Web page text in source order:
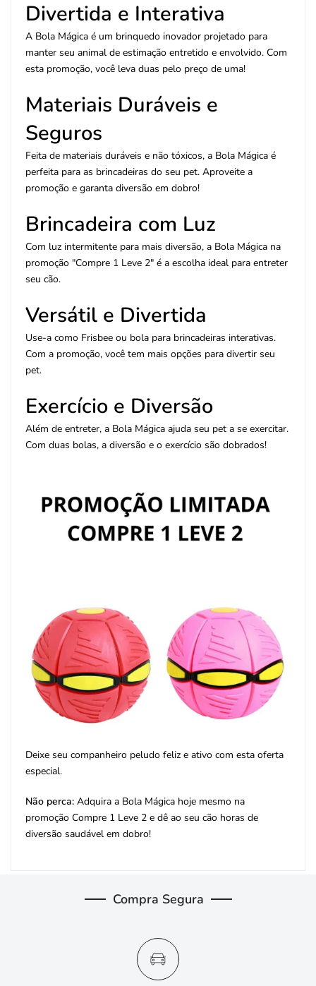
Divertida e Interativa
A Bola Mágica é um brinquedo inovador projetado para
manter seu animal de estimação entretido e envolvido. Com
esta promoção, você leva duas pelo preço de uma!
Materiais Duráveis e
Seguros
Feita de materiais duráveis e não tóxicos, a Bola Mágica é
perfeita para as brincadeiras do seu pet. Aproveite a
promoção e garanta diversão em dobro!
Brincadeira com Luz
Com luz intermitente para mais diversão, a Bola Mágica na
promoção "Compre 1 Leve 2" é a escolha ideal para entreter
seu cão.
Versátil e Divertida
Use-a como Frisbee ou bola para brincadeiras interativas.
Com a promoção, você tem mais opções para divertir seu
pet.
Exercício e Diversão
Além de entreter, a Bola Mágica ajuda seu pet a se exercitar.
Com duas bolas, a diversão e o exercício são dobrados!
Deixe seu companheiro peludo feliz e ativo com esta oferta
especial.
Não perca: Adquira a Bola Mágica hoje mesmo na
promoção Compre 1 Leve 2 e dê ao seu cão horas de
diversão saudável em dobro!
Compra Segura